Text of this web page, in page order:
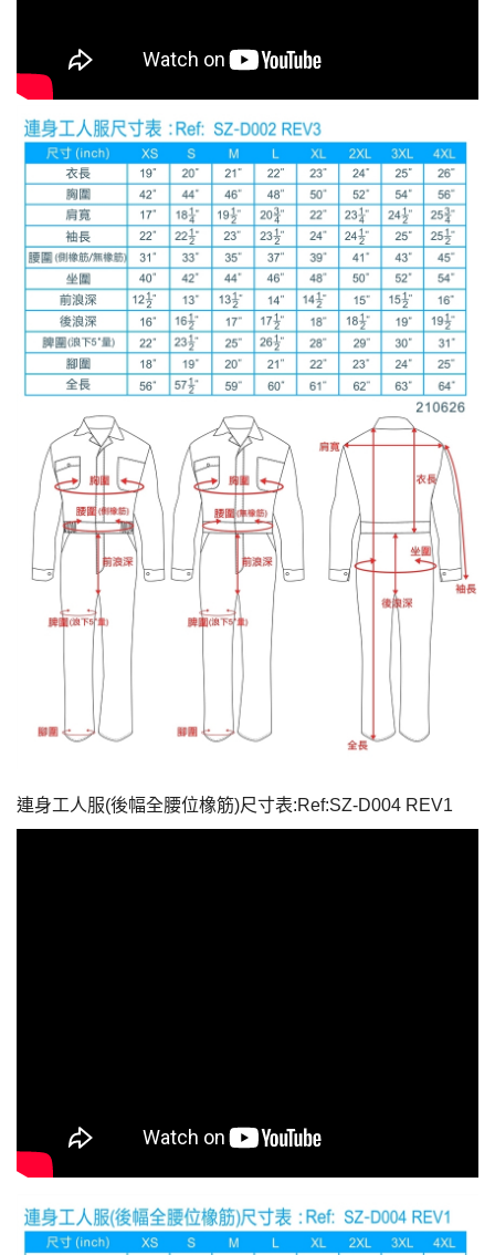
連身工人服(後幅全腰位橡筋)尺寸表:Ref:SZ-D004 REV1